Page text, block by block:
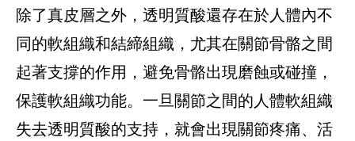
除了真皮層之外，透明質酸還存在於人體內不
同的軟組織和結締組織，尤其在關節骨骼之間
起著支撐的作用，避免骨骼出現磨蝕或碰撞，
保護軟組織功能。一旦關節之間的人體軟組織
失去透明質酸的支持，就會出現關節疼痛、活